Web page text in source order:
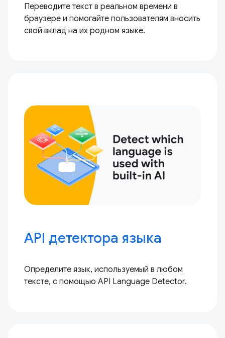
Переводите текст в реальном времени в
браузере и помогайте пользователям вносить
свой вклад на их родном языке.
API детектора языка
Определите язык, используемый в любом
тексте, с помощью API Language Detector.